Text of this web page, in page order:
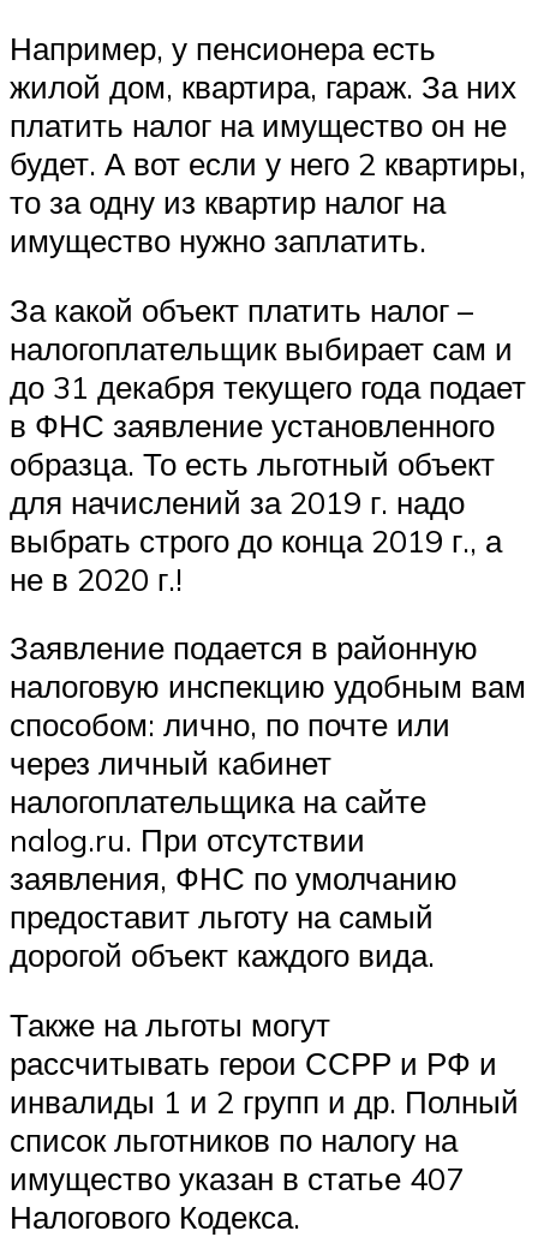
Например, у пенсионера есть
жилой дом, квартира, гараж. За них
платить налог на имущество он не
будет. А вот если у него 2 квартиры,
то за одну из квартир налог на
имущество нужно заплатить.
За какой объект платить налог –
налогоплательщик выбирает сам и
до 31 декабря текущего года подает
в ФНС заявление установленного
образца. То есть льготный объект
для начислений за 2019 г. надо
выбрать строго до конца 2019 г., а
не в 2020 г.!
Заявление подается в районную
налоговую инспекцию удобным вам
способом: лично, по почте или
через личный кабинет
налогоплательщика на сайте
nalog.ru. При отсутствии
заявления, ФНС по умолчанию
предоставит льготу на самый
дорогой объект каждого вида.
Также на льготы могут
рассчитывать герои ССРР и РФ и
инвалиды 1 и 2 групп и др. Полный
список льготников по налогу на
имущество указан в статье 407
Налогового Кодекса.